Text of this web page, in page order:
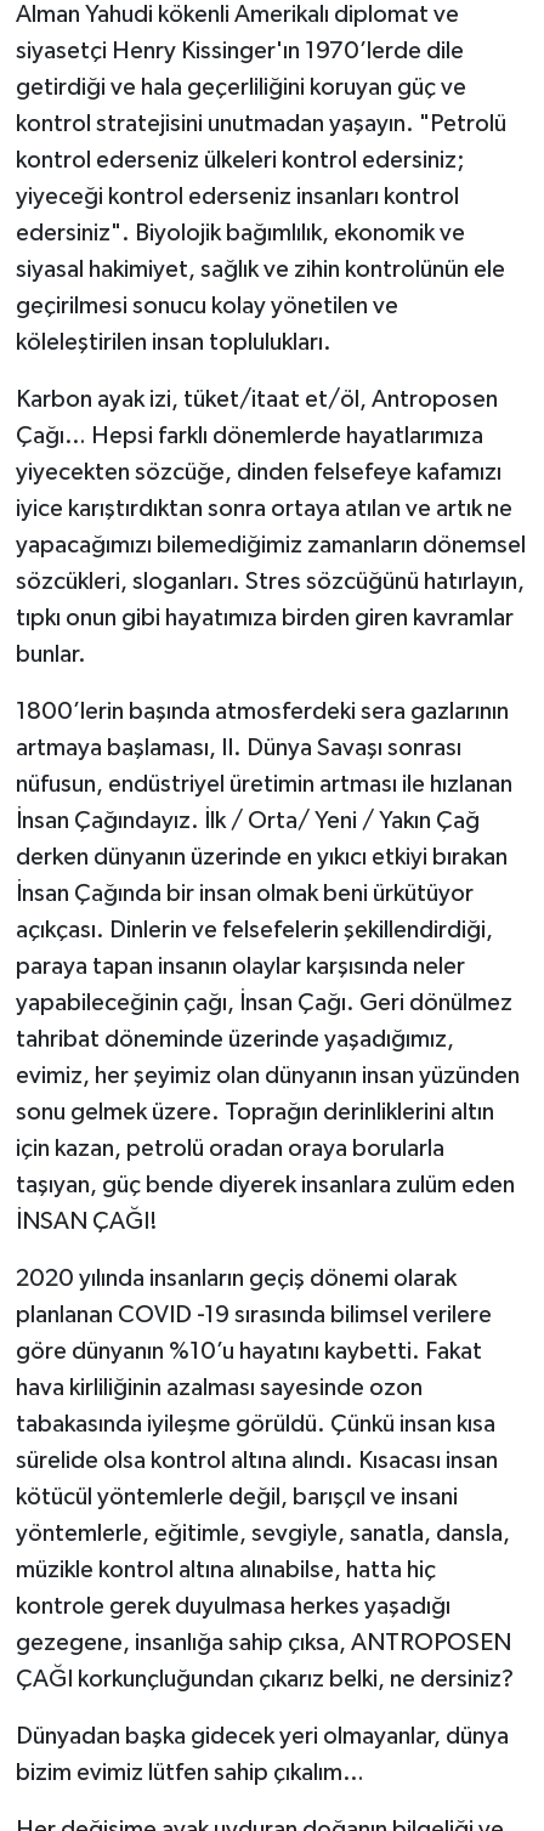
Alman Yahudi kökenli Amerikalı diplomat ve
siyasetçi Henry Kissinger'ın 1970’lerde dile
getirdiği ve hala geçerliliğini koruyan güç ve
kontrol stratejisini unutmadan yaşayın. "Petrolü
kontrol ederseniz ülkeleri kontrol edersiniz;
yiyeceği kontrol ederseniz insanları kontrol
edersiniz". Biyolojik bağımlılık, ekonomik ve
siyasal hakimiyet, sağlık ve zihin kontrolünün ele
geçirilmesi sonucu kolay yönetilen ve
köleleştirilen insan toplulukları.
Karbon ayak izi, tüket/itaat et/öl, Antroposen
Çağı… Hepsi farklı dönemlerde hayatlarımıza
yiyecekten sözcüğe, dinden felsefeye kafamızı
iyice karıştırdıktan sonra ortaya atılan ve artık ne
yapacağımızı bilemediğimiz zamanların dönemsel
sözcükleri, sloganları. Stres sözcüğünü hatırlayın,
tıpkı onun gibi hayatımıza birden giren kavramlar
bunlar.
1800’lerin başında atmosferdeki sera gazlarının
artmaya başlaması, II. Dünya Savaşı sonrası
nüfusun, endüstriyel üretimin artması ile hızlanan
İnsan Çağındayız. İlk / Orta/ Yeni / Yakın Çağ
derken dünyanın üzerinde en yıkıcı etkiyi bırakan
İnsan Çağında bir insan olmak beni ürkütüyor
açıkçası. Dinlerin ve felsefelerin şekillendirdiği,
paraya tapan insanın olaylar karşısında neler
yapabileceğinin çağı, İnsan Çağı. Geri dönülmez
tahribat döneminde üzerinde yaşadığımız,
evimiz, her şeyimiz olan dünyanın insan yüzünden
sonu gelmek üzere. Toprağın derinliklerini altın
için kazan, petrolü oradan oraya borularla
taşıyan, güç bende diyerek insanlara zulüm eden
İNSAN ÇAĞI!
2020 yılında insanların geçiş dönemi olarak
planlanan COVID -19 sırasında bilimsel verilere
göre dünyanın %10’u hayatını kaybetti. Fakat
hava kirliliğinin azalması sayesinde ozon
tabakasında iyileşme görüldü. Çünkü insan kısa
sürelide olsa kontrol altına alındı. Kısacası insan
kötücül yöntemlerle değil, barışçıl ve insani
yöntemlerle, eğitimle, sevgiyle, sanatla, dansla,
müzikle kontrol altına alınabilse, hatta hiç
kontrole gerek duyulmasa herkes yaşadığı
gezegene, insanlığa sahip çıksa, ANTROPOSEN
ÇAĞI korkunçluğundan çıkarız belki, ne dersiniz?
Dünyadan başka gidecek yeri olmayanlar, dünya
bizim evimiz lütfen sahip çıkalım…